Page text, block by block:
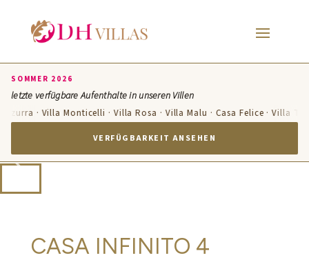
SOMMER 2026
letzte verfügbare Aufenthalte in unseren Villen
· Villa Monticelli · Villa Rosa · Villa Malu · Casa Felice · Villa
VERFÜGBARKEIT ANSEHEN
CASA INFINITO 4